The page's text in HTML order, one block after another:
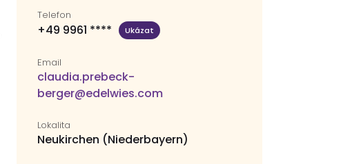
Telefon
+49 9961 **** Ukázat
Email
claudia.prebeck-
berger@edelwies.com
Lokalita
Neukirchen (Niederbayern)